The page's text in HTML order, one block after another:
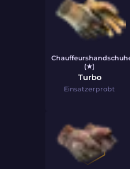
(★)
Turbo
Einsatzerprobt